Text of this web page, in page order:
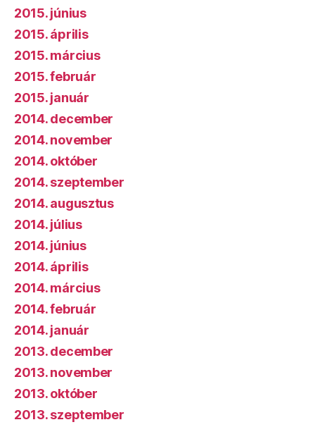
2015. június
2015. április
2015. március
2015. február
2015. január
2014. december
2014. november
2014. október
2014. szeptember
2014. augusztus
2014. július
2014. június
2014. április
2014. március
2014. február
2014. január
2013. december
2013. november
2013. október
2013. szeptember